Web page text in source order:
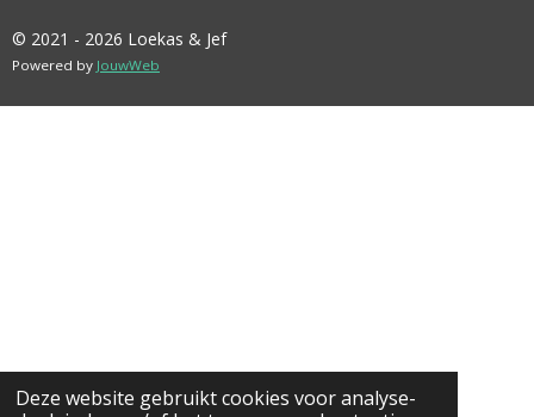
Deze website gebruikt cookies voor analyse-
© 2021 - 2026 Loekas & Jef
Powered by JouwWeb